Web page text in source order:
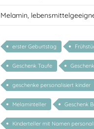
Melamin,
erster Geburtstag
Geschenk Taufe
geschenke personalisiert kinder
Melaminteller Geschenk
Kinderteller mit Namen